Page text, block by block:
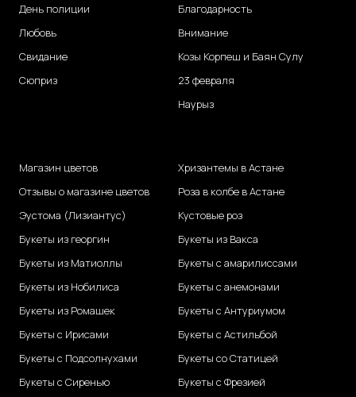
День полиции
Любовь
Свидание
Сюприз
Благодарность
Внимание
Козы Корпеш и Баян Сулу
23 февраля
Наурыз
Магазин цветов
Отзывы о магазине цветов
Эустома (Лизиантус)
Букеты из георгин
Букеты из Матиоллы
Букеты из Нобилиса
Букеты из Ромашек
Букеты с Ирисами
Букеты с Подсолнухами
Букеты с Сиренью
Хризантемы в Астане
Роза в колбе в Астане
Кустовые роз
Букеты из Вакса
Букеты с амарилиссами
Букеты с анемонами
Букеты с Антуриумом
Букеты с Астильбой
Букеты со Статицей
Букеты с Фрезией